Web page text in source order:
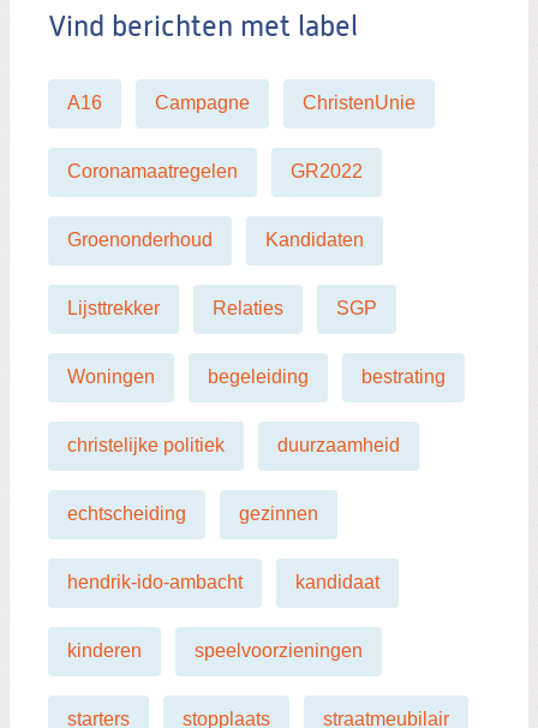
Vind berichten met label
A16 Campagne ChristenUnie
Coronamaatregelen GR2022
Groenonderhoud Kandidaten
Lijsttrekker Relaties SGP
Woningen begeleiding bestrating
christelijke politiek duurzaamheid
echtscheiding gezinnen
hendrik-ido-ambacht kandidaat
kinderen speelvoorzieningen
starters stopplaats straatmeubilair